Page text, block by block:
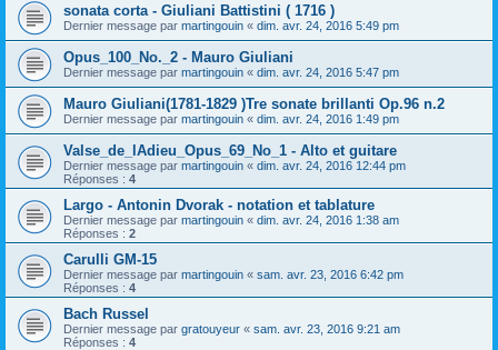
sonata corta - Giuliani Battistini ( 1716 )
Dernier message par martingouin « dim. avr. 24, 2016 5:49 pm
Opus_100_No._2 - Mauro Giuliani
Dernier message par martingouin « dim. avr. 24, 2016 5:47 pm
Mauro Giuliani(1781-1829 )Tre sonate brillanti Op.96 n.2
Dernier message par martingouin « dim. avr. 24, 2016 1:49 pm
Valse_de_lAdieu_Opus_69_No_1 - Alto et guitare
Dernier message par martingouin « dim. avr. 24, 2016 12:44 pm
Réponses : 4
Largo - Antonin Dvorak - notation et tablature
Dernier message par martingouin « dim. avr. 24, 2016 1:38 am
Réponses : 2
Carulli GM-15
Dernier message par martingouin « sam. avr. 23, 2016 6:42 pm
Réponses : 4
Bach Russel
Dernier message par gratouyeur « sam. avr. 23, 2016 9:21 am
Réponses : 4